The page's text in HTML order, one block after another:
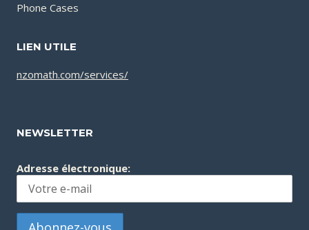
Phone Cases
LIEN UTILE
nzomath.com/services/
NEWSLETTER
Adresse électronique: